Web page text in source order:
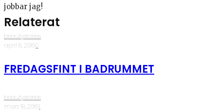
jobbar jag!
Relaterat
beautystories
·april 8, 2016·0
FREDAGSFINT I BADRUMMET
beautystories
·mars 18, 2016·1